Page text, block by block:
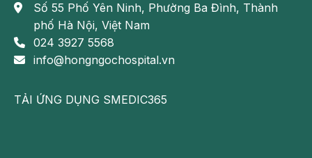
Là thời điểm bạn uống thuốc nhuận tràng mạnh và sẽ đi
đại tiện liên tục vì vậy người bệnh nên ở nhà nghỉ ngơi
sớm, chuẩn bị tâm lý thoải mái, tránh lo lắng, căng thẳng
Đây là thời điểm rất quan trọng nên 2 tiếng trước khi làm
Số 55 Phố Yên Ninh, Phường Ba Đình, Thành
phố Hà Nội, Việt Nam
024 3927 5568
info@hongngochospital.vn
TẢI ỨNG DỤNG SMEDIC365